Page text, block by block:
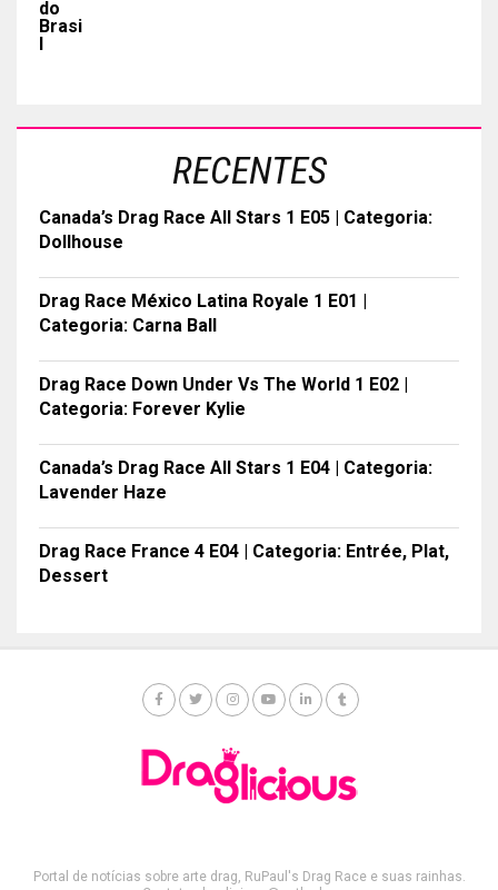
RECENTES
Canada’s Drag Race All Stars 1 E05 | Categoria:
Dollhouse
Drag Race México Latina Royale 1 E01 |
Categoria: Carna Ball
Drag Race Down Under Vs The World 1 E02 |
Categoria: Forever Kylie
Canada’s Drag Race All Stars 1 E04 | Categoria:
Lavender Haze
Drag Race France 4 E04 | Categoria: Entrée, Plat,
Dessert
Portal de notícias sobre arte drag, RuPaul's Drag Race e suas rainhas.